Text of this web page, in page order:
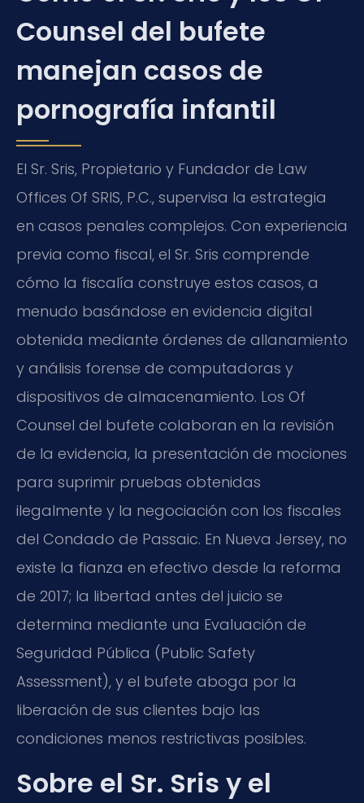
Counsel del bufete
manejan casos de
pornografía infantil
El Sr. Sris, Propietario y Fundador de Law
Offices Of SRIS, P.C., supervisa la estrategia
en casos penales complejos. Con experiencia
previa como fiscal, el Sr. Sris comprende
cómo la fiscalía construye estos casos, a
menudo basándose en evidencia digital
obtenida mediante órdenes de allanamiento
y análisis forense de computadoras y
dispositivos de almacenamiento. Los Of
Counsel del bufete colaboran en la revisión
de la evidencia, la presentación de mociones
para suprimir pruebas obtenidas
ilegalmente y la negociación con los fiscales
del Condado de Passaic. En Nueva Jersey, no
existe la fianza en efectivo desde la reforma
de 2017; la libertad antes del juicio se
determina mediante una Evaluación de
Seguridad Pública (Public Safety
Assessment), y el bufete aboga por la
liberación de sus clientes bajo las
condiciones menos restrictivas posibles.
Sobre el Sr. Sris y el